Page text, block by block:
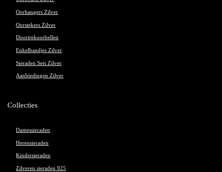
Oorhangers Zilver
Oorstekers Zilver
Doortrekoorbellen
Enkelbandjes Zilver
Sieraden Sets Zilver
Aanbiedingen Zilver
Collecties
Damessieraden
Herensieraden
Kindersieraden
Zilveren sieraden 925